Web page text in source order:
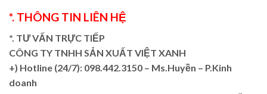
*. THÔNG TIN LIÊN HỆ
*. TƯ VẤN TRỰC TIẾP
CÔNG TY TNHH SẢN XUẤT VIỆT XANH
+) Hotline (24/7): 098.442.3150 – Ms.Huyền – P.Kinh
doanh